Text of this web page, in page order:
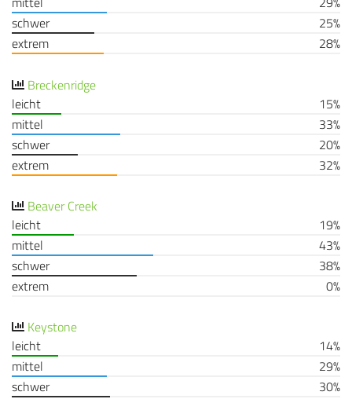
schwer
25%
extrem
28%
Breckenridge
leicht
15%
mittel
33%
schwer
20%
extrem
32%
Beaver Creek
leicht
19%
mittel
43%
schwer
38%
extrem
0%
Keystone
leicht
14%
mittel
29%
schwer
30%